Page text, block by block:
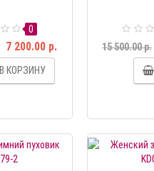
0
7 200.00 р.
В КОРЗИНУ
15 500.00 р.